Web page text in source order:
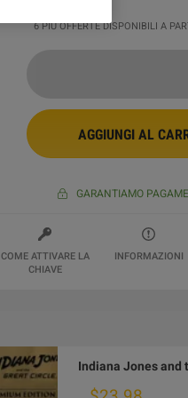
6 PIÙ OFFERTE DISPONIBILI A
AGGIUNGI AL
GARANTIAMO
COME ATTIVARE LA
CHIAVE
INFORMAZIONI